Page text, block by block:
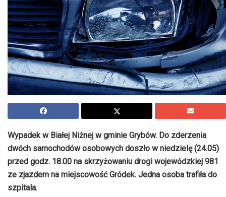
Wypadek w Białej Niżnej w gminie Grybów. Do zderzenia
dwóch samochodów osobowych doszło w niedzielę (24.05)
przed godz. 18.00 na skrzyżowaniu drogi wojewódzkiej 981
ze zjazdem na miejscowość Gródek. Jedna osoba trafiła do
szpitala.